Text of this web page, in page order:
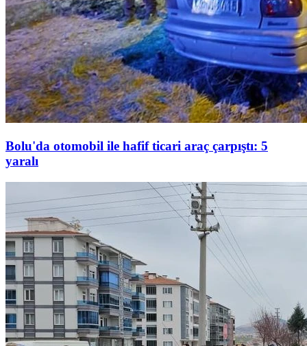
Bolu'da otomobil ile hafif ticari araç çarpıştı: 5
yaralı